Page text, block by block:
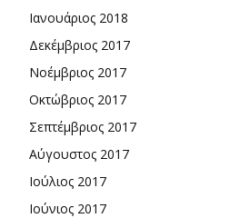
Ιανουάριος 2018
Δεκέμβριος 2017
Νοέμβριος 2017
Οκτώβριος 2017
Σεπτέμβριος 2017
Αύγουστος 2017
Ιούλιος 2017
Ιούνιος 2017